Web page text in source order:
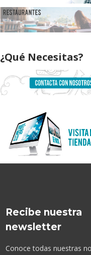
¿Qué Necesitas?
Recibe nuestra
newsletter
Conoce todas nuestras